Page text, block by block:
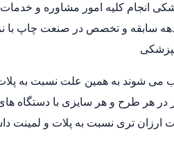
انجام کلیه امور مشاوره و
دهه سابقه و تخصص در صنعت چاپ با
می شوند به همین علت نسبت به
در هر طرح و هر سایزی با دستگاه
ارزان تری نسبت به پلات و لمینت